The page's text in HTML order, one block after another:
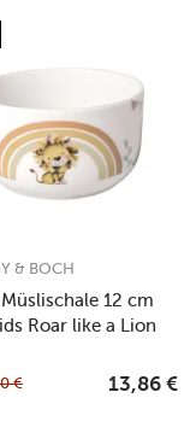
12 cm
Roar like a Lion
& BOCH
€ 13,86 €